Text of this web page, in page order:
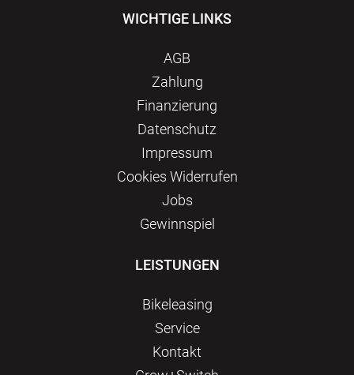
WICHTIGE LINKS
AGB
Zahlung
Finanzierung
Datenschutz
Impressum
Сookies Widerrufen
Jobs
Gewinnspiel
LEISTUNGEN
Bikeleasing
Service
Kontakt